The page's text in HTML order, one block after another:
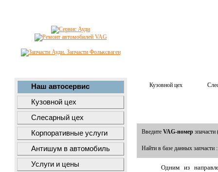
Наш автосервис
Кузовной цех
Слесарный цех
Корпоративные услуги
Антишум в автомобиль
Услуги и цены
Кузовной цех
Введите VAG-номер зпачасти
Найти в базе данных запчасти
Одним из